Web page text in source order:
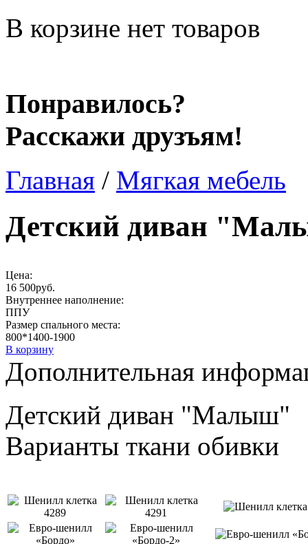
В корзине нет товаров
Понравилось?
Расскажи друзъям!
Главная / Мягкая мебель
Детский диван
Цена:
16 500руб.
Внутреннее наполнение:
ППУ
Размер спального места:
800*1400-1900
В корзину
Дополнительная
Детский диван
Варианты ткани обивки